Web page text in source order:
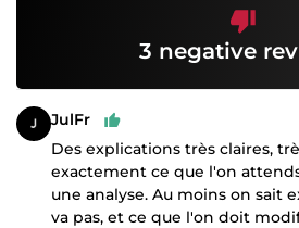
3 negative
JulFr
Des explications très claires,
exactement ce que l'on
une analyse. Au moins on sait
va pas, et ce que l'on doit